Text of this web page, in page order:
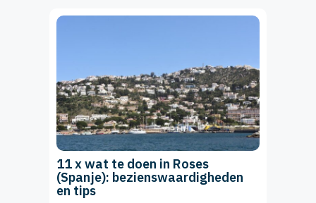
11 x wat te doen in Roses
(Spanje): bezienswaardigheden
en tips